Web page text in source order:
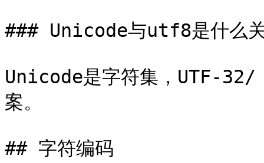
### Unicode与utf8是什么
Unicode是字符集，UTF-
案。
## 字符编码